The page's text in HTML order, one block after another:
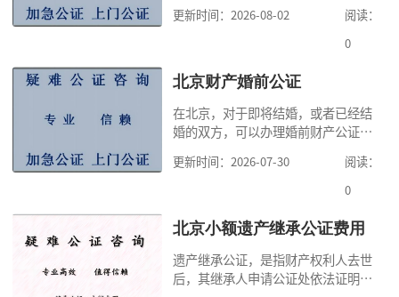
高公证事项的效力，固定证据，但是
很多人不知道在北京办理公证需要多
家，办理公证的时候除了需要按照公
道北京公证需要什么材料,北京公证需
要多少钱？北京公
更新时间：2026-08-02
阅读：
0
北京财产婚前公证
在北京，对于即将结婚，或者已经结
婚的双方，可以办理婚前财产公证，
式，可以避免个人财产引发的纠纷，
但是，在北京办理婚前财产公证，除
料外，公证咨询告诉大家，我们有必
京婚前财产公证机构？了解这些不仅
有利于我们根
更新时间：2026-07-30
阅读：
0
北京小额遗产继承公证费用
遗产继承公证，是指财产权利人去世
后，其继承人申请公证处依法证明继